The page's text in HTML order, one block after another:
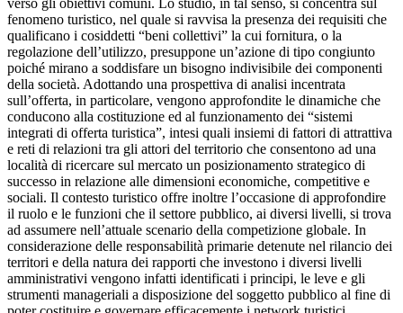
verso gli obiettivi comuni. Lo studio, in tal senso, si concentra sul
fenomeno turistico, nel quale si ravvisa la presenza dei requisiti che
qualificano i cosiddetti “beni collettivi” la cui fornitura, o la
regolazione dell’utilizzo, presuppone un’azione di tipo congiunto
poiché mirano a soddisfare un bisogno indivisibile dei componenti
della società. Adottando una prospettiva di analisi incentrata
sull’offerta, in particolare, vengono approfondite le dinamiche che
conducono alla costituzione ed al funzionamento dei “sistemi
integrati di offerta turistica”, intesi quali insiemi di fattori di attrattiva
e reti di relazioni tra gli attori del territorio che consentono ad una
località di ricercare sul mercato un posizionamento strategico di
successo in relazione alle dimensioni economiche, competitive e
sociali. Il contesto turistico offre inoltre l’occasione di approfondire
il ruolo e le funzioni che il settore pubblico, ai diversi livelli, si trova
ad assumere nell’attuale scenario della competizione globale. In
considerazione delle responsabilità primarie detenute nel rilancio dei
territori e della natura dei rapporti che investono i diversi livelli
amministrativi vengono infatti identificati i principi, le leve e gli
strumenti manageriali a disposizione del soggetto pubblico al fine di